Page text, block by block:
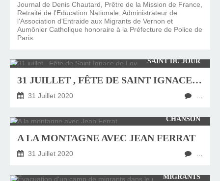
Journal de Denis Chautard, Prêtre de la Mission de France,
Retraité de l'Education Nationale, Administrateur de
l'Association d'Entraide aux Migrants de Vernon et
Aumônier Catholique honoraire à la Préfecture de Police de
Paris
SAINT DU JOUR
31 JUILLET , FÊTE DE SAINT IGNACE DE LOYOLA
31 Juillet 2020
CHANSON
A LA MONTAGNE AVEC JEAN FERRAT
31 Juillet 2020
MIGRANTS